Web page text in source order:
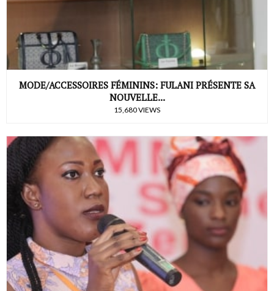
MODE/ACCESSOIRES FÉMININS: FULANI PRÉSENTE SA
NOUVELLE...
15,680 VIEWS